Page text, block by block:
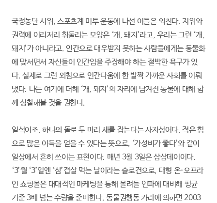
국정농단 시위, 스포츠계 미투 운동에 나선 이들은 외친다. 지위와
권력에 이리저리 휘둘리는 모양은 ‘개, 돼지’라고, 우리는 그런 ‘개,
돼지’가 아니라고. 인간으로 대우받지 못하는 사람들에게는 동물화
에 맞서면서 자신들이 인간임을 주장해야 하는 절박한 욕구가 있
다. 실제로 그런 외침으로 인간다움에 한 발짝 가까운 사회를 이뤄
냈다. 나는 여기에 더해 ‘개, 돼지’의 자리에 남겨진 동물에 대해 함
께 성찰해볼 것을 권한다.
일석이조. 하나의 돌로 두 마리 새를 잡는다는 사자성어다. 적은 힘
으로 많은 이득을 얻을 수 있다는 뜻으로, ‘가성비가 좋다’와 같이
일상에서 흔히 쓰이는 표현이다. 매년 3월 3일은 삼삼데이이다.
‘3’월 ‘3’일엔 ‘삼’겹살 먹는 날이라는 슬로건으로, 대형 온·오프라
인 쇼핑몰은 대대적인 마케팅을 통해 몰려들 인파에 대비해 평균
기준 3배 넘는 수량을 준비한다. 동물권행동 카라에 의하면 2003